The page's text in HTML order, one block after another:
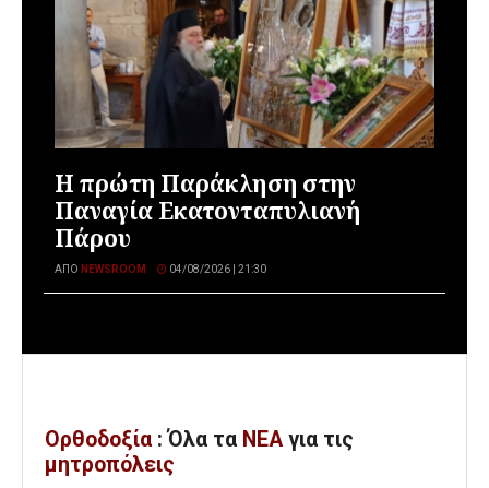
Η πρώτη Παράκληση στην
Παναγία Εκατονταπυλιανή
Πάρου
ΑΠΌ NEWSROOM 04/08/2026 | 21:30
Ορθοδοξία : Όλα τα ΝΕΑ για τις
μητροπόλεις